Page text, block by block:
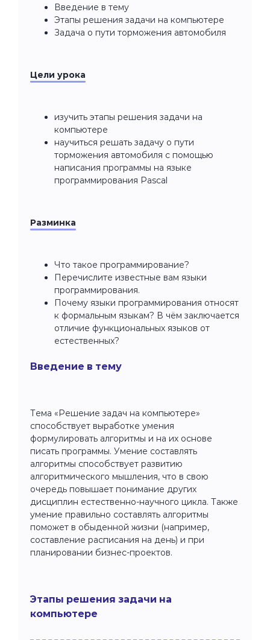
Введение в тему
Этапы решения задачи на компьютере
Задача о пути торможения автомобиля
Цели урока
изучить этапы решения задачи на
компьютере
научиться решать задачу о пути
торможения автомобиля с помощью
написания программы на языке
программирования Pascal
Разминка
Что такое программирование?
Перечислите известные вам языки
программирования.
Почему языки программирования относят
к формальным языкам? В чём заключается
отличие функциональных языков от
естественных?
Введение в тему
Тема «Решение задач на компьютере»
способствует выработке умения
формулировать алгоритмы и на их основе
писать программы. Умение составлять
алгоритмы способствует развитию
алгоритмического мышления, что в свою
очередь повышает понимание других
дисциплин естественно-научного цикла. Также
умение правильно составлять алгоритмы
поможет в обыденной жизни (например,
составление расписания на день) и при
планировании бизнес-проектов.
Этапы решения задачи на
компьютере